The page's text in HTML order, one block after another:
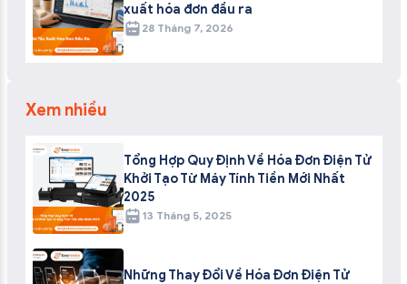
xuất hóa đơn đầu ra
28 Tháng 7, 2026
Xem nhiều
Tổng Hợp Quy Định Về Hóa Đơn Điện Tử
Khởi Tạo Từ Máy Tính Tiền Mới Nhất
2025
13 Tháng 5, 2025
Những Thay Đổi Về Hóa Đơn Điện Tử